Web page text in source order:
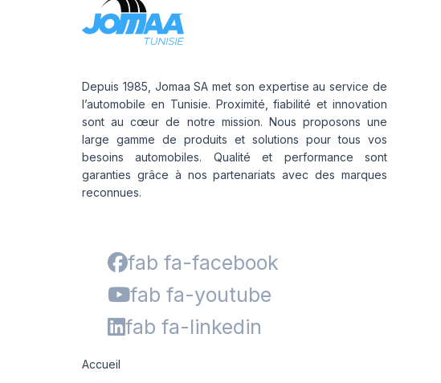
Depuis 1985, Jomaa SA met son expertise au service de
l’automobile en Tunisie. Proximité, fiabilité et innovation
sont au cœur de notre mission. Nous proposons une
large gamme de produits et solutions pour tous vos
besoins automobiles. Qualité et performance sont
garanties grâce à nos partenariats avec des marques
reconnues.
fab fa-facebook
fab fa-youtube
fab fa-linkedin
Accueil